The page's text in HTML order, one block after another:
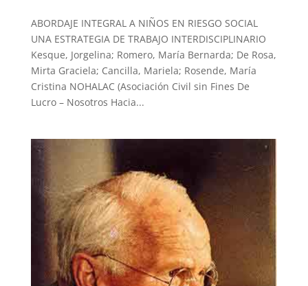
ABORDAJE INTEGRAL A NIÑOS EN RIESGO SOCIAL
UNA ESTRATEGIA DE TRABAJO INTERDISCIPLINARIO
Kesque, Jorgelina; Romero, María Bernarda; De Rosa,
Mirta Graciela; Cancilla, Mariela; Rosende, María
Cristina NOHALAC (Asociación Civil sin Fines De
Lucro – Nosotros Hacia...